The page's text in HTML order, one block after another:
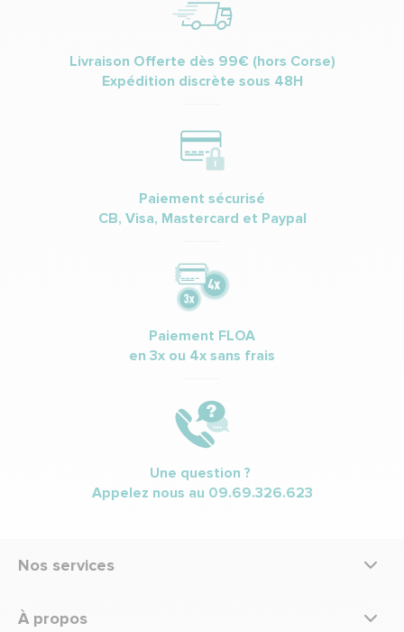
Livraison Offerte dès 99€ (hors Corse)
Expédition discrète sous 48H
Paiement sécurisé
CB, Visa, Mastercard et Paypal
Paiement FLOA
en 3x ou 4x sans frais
Une question ?
Appelez nous au 09.69.326.623
Nos services
À propos